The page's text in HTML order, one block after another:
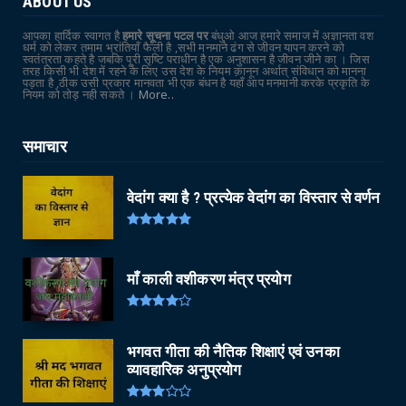
आपका हार्दिक स्वागत हैहमारे सूचना पटल परबंधुओ आज हमारे समाज में अज्ञानता वश
धर्म को लेकर तमाम भ्रांतियाँ फैली है ,सभी मनमाने ढंग से जीवन यापन करने को
स्वतंत्रता कहते है जबकि पूरी सृष्टि पराधीन है एक अनुशासन है जीवन जीने का । जिस
तरह किसी भी देश में रहने के लिए उस देश के नियम क़ानून अर्थात् संविधान को मानना
पड़ता है ,ठीक उसी प्रकार मानवता भी एक बंधन है यहाँ आप मनमानी करके प्रकृति के
नियम को तोड़ नही सकते । More..
समाचार
वेदांग क्या है ? प्रत्येक वेदांग का विस्तार से वर्णन
माँ काली वशीकरण मंत्र प्रयोग
भगवत गीता की नैतिक शिक्षाएं एवं उनका
व्यावहारिक अनुप्रयोग